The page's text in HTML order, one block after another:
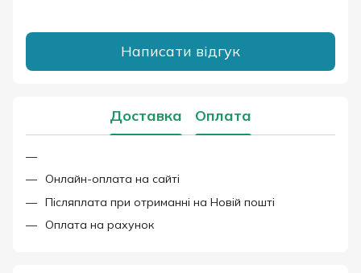
Написати відгук
Доставка Оплата
Онлайн-оплата на сайті
Післяплата при отриманні на Новій пошті
Оплата на рахунок